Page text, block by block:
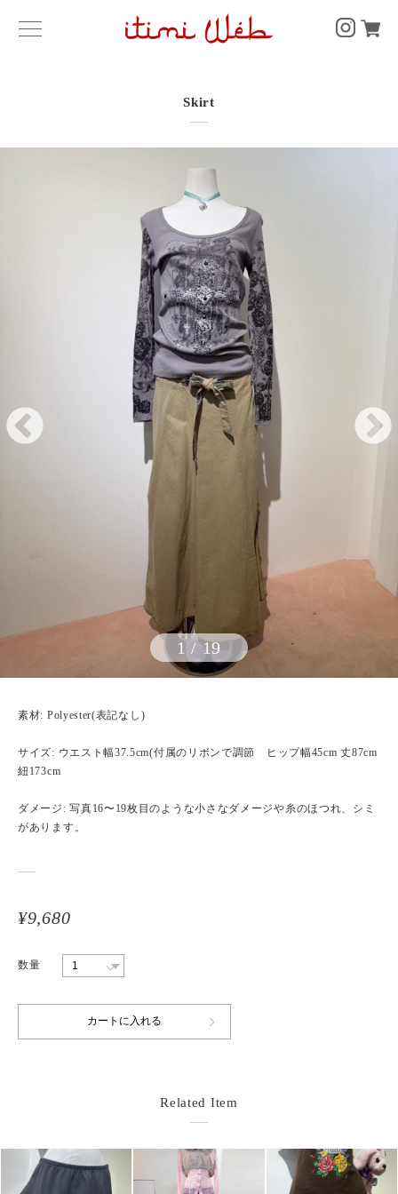
Skirt
1 /19
素材: Polyester(表記なし)
サイズ: ウエスト幅37.5cm(付属のリボンで調節 ヒップ幅45cm 丈87cm
紐173cm
ダメージ: 写真16〜19枚目のような小さなダメージや糸のほつれ、シミ
があります。
¥9,680
数量
Related Item